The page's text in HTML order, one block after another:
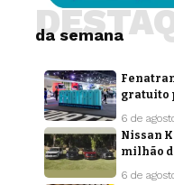
da semana
gratuito
6 de
Nissan
milhão
6 de